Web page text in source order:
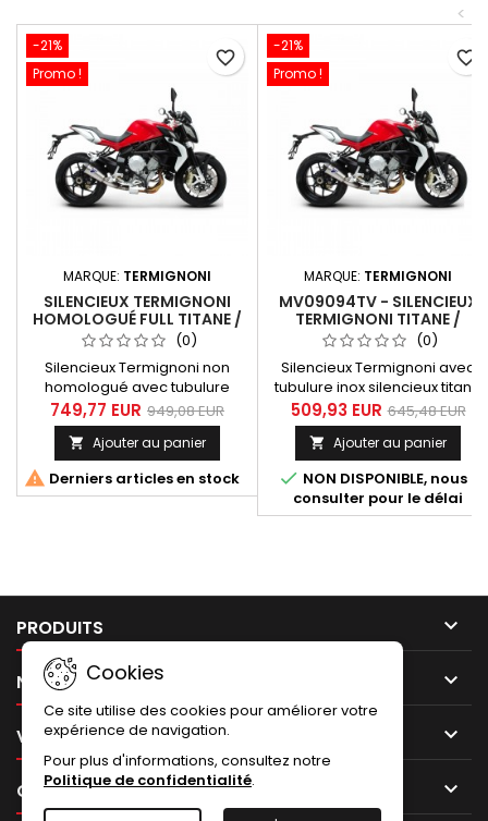
<
-21%
Promo !
MARQUE: TERMIGNONI
SILENCIEUX TERMIGNONI
HOMOLOGUÉ FULL TITANE /
CARBON MV AGUSTA
BRUTALE 675 / 800 2012-
2016
(0)
Silencieux Termignoni non
homologué avec tubulure
titane silencieux titane avec
embout carbone pour MV
Agusta Brutale 675 / 800
années 2012 à 2016 et Rivale
2013 à 2016
749,77 EUR 949,08 EUR
 Ajouter au panier
 Derniers articles en stock
favorite_border
-21%
Promo !
MARQUE: TERMIGNONI
MV09094TV - SILENCIEUX
TERMIGNONI TITANE /
CARBON MV AGUSTA
BRUTALE 675 / 800 2012-
2016
(0)
Silencieux Termignoni avec
tubulure inox silencieux titane
avec embout carbone pour
MV Agusta Brutale 675 / 800
années 2012 à 2016 et Rivale
2013 à 2016.
509,93 EUR 645,48 EUR
 Ajouter au panier
 NON DISPONIBLE, nous
consulter pour le délai
favorite_border
PRODUITS 
NOTRE SOCIÉTÉ 
VOTRE COMPTE 
CONTACT 
Cookies
Ce site utilise des cookies pour améliorer votre
expérience de navigation.
Pour plus d'informations, consultez notre
Politique de confidentialité.